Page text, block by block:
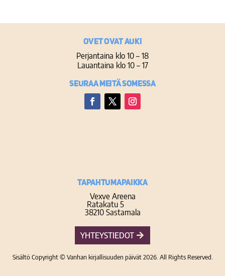
Ovet ovat auki
Perjantaina klo 10 – 18
Lauantaina klo 10 – 17
Seuraa meitä somessa
TAPAHTUMAPAIKKA
Vexve Areena
Ratakatu 5
38210 Sastamala
YHTEYSTIEDOT
Sisältö Copyright © Vanhan kirjallisuuden päivät 2026. All Rights Reserved.